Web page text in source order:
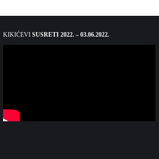
KIKIĆEVI SUSRETI 2022. – 03.06.2022.